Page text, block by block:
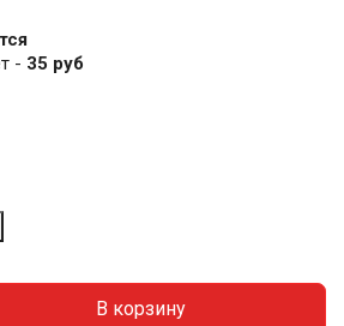
- 35 руб
В корзину